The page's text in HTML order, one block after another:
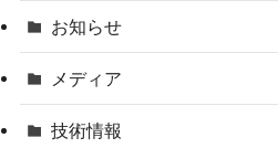
お知らせ
メディア
技術情報